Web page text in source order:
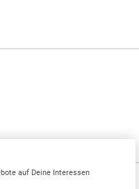
auf Deine Interessen